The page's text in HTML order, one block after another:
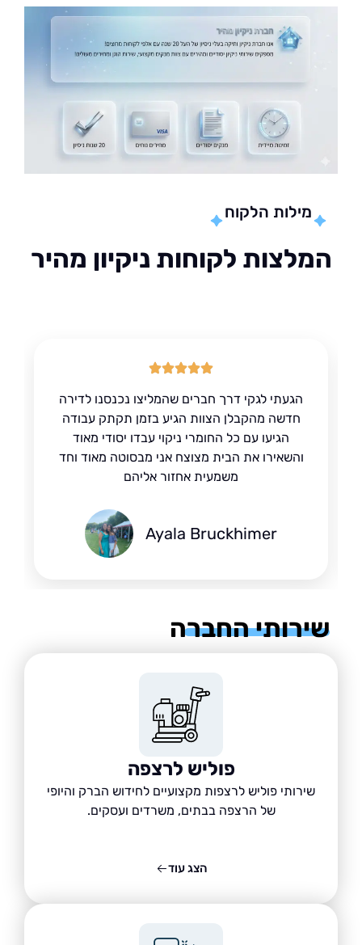
מילות הלקוח
לקוחות ניקיון מהיר
הגעתי לגקי דרך חברים שהמליצו נכנסנו לדירה
חדשה מהקבלן הצוות הגיע בזמן תקתק עבודה
הגיעו עם כל החומרי ניקוי עבדו יסודי מאוד
והשאירו את הבית מצוצח אני מבסוטה מאוד וחד
משמעית אחזור אליהם
Ayala Bruckhimer
החברה
פוליש לרצפה
שירותי פוליש לרצפות מקצועיים לחידוש הברק והיופי
של הרצפה בבתים, משרדים ועסקים.